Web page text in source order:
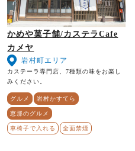
かめや菓子舗/カステラCafe
カメヤ
岩村町エリア
カステーラ専門店、7種類の味をお楽し
みください。
グルメ 岩村かすてら
恵那のグルメ
車椅子で入れる 全面禁煙